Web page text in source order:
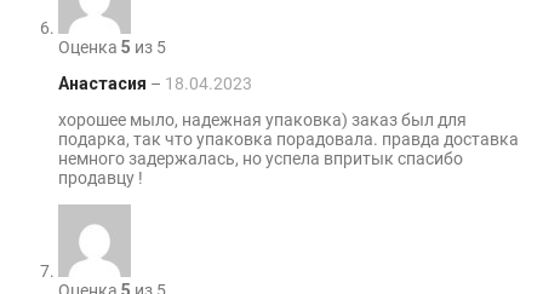
Оценка 5 из 5
Анастасия – 18.04.2023
хорошее мыло, надежная упаковка) заказ был для
подарка, так что упаковка порадовала. правда доставка
немного задержалась, но успела впритык спасибо
продавцу !
Оценка 5 из 5